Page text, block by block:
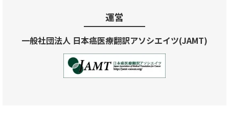
運営
一般社団法人 日本癌医療翻訳アソシエイツ(JAMT)